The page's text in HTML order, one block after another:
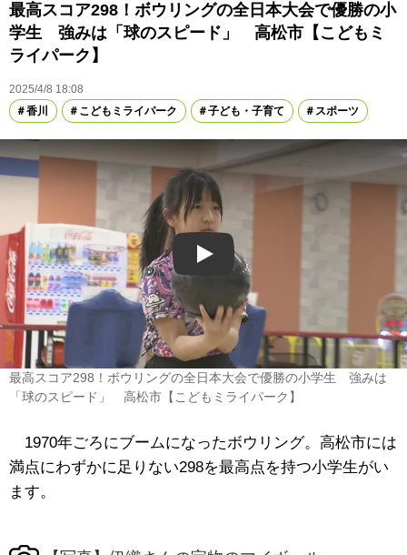
最高スコア298！ボウリングの全日本大会で優勝の小
学生 強みは「球のスピード」 高松市【こどもミ
ライパーク】
2025/4/8 18:08
香川
こどもミライパーク 子ども・子育て スポーツ
Play
最高スコア298！ボウリングの全日本大会で優勝の小学生 強みは
「球のスピード」 高松市【こどもミライパーク】
1970年ごろにブームになったボウリング。高松市には
満点にわずかに足りない298を最高点を持つ小学生がい
ます。